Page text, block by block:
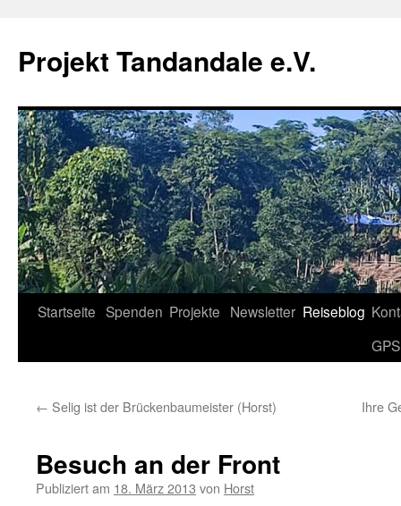
Projekt Tandandale e.V.
Zum
Startseite Spenden Projekte Newsletter Reiseblog
GPS
← Selig ist der Brückenbaumeister (Horst) Ihre
Besuch an der Front
Publiziert am 18. März 2013 von Horst